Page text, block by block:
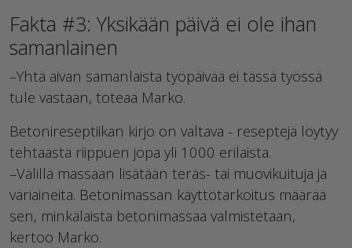
Fakta #3: Yksikään päivä ei ole ihan
samanlainen
–Yhtä aivan samanlaista työpäivää ei tässä työssä
tule vastaan, toteaa Marko.
Betonireseptiikan kirjo on valtava - reseptejä löytyy
tehtaasta riippuen jopa yli 1000 erilaista.
–Välillä massaan lisätään teräs- tai muovikuituja ja
väriaineita. Betonimassan käyttötarkoitus määrää
sen, minkälaista betonimassaa valmistetaan,
kertoo Marko.